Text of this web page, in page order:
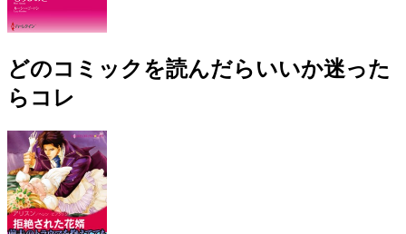
どのコミックを読んだらいいか迷った
らコレ